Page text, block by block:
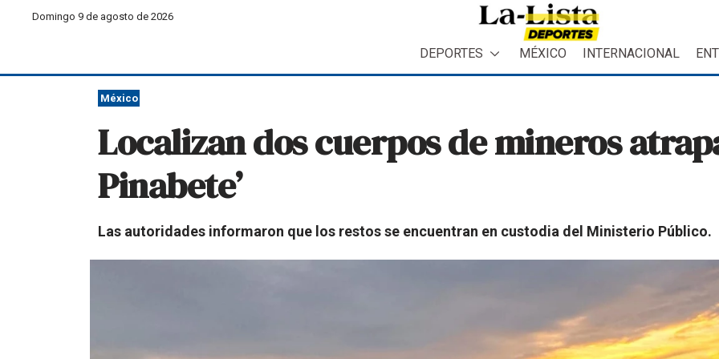
Domingo 9 de agosto de 2026
DEPORTES MÉXICO INTERNACIONAL
México
Localizan dos cuerpos de mineros
Pinabete’
Las autoridades informaron que los restos se encuentran en custodia del Ministerio Público.